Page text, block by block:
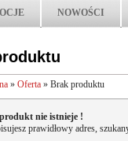
NOWOŚCI
» Oferta » Brak produktu
nie istnieje !
prawidłowy adres,